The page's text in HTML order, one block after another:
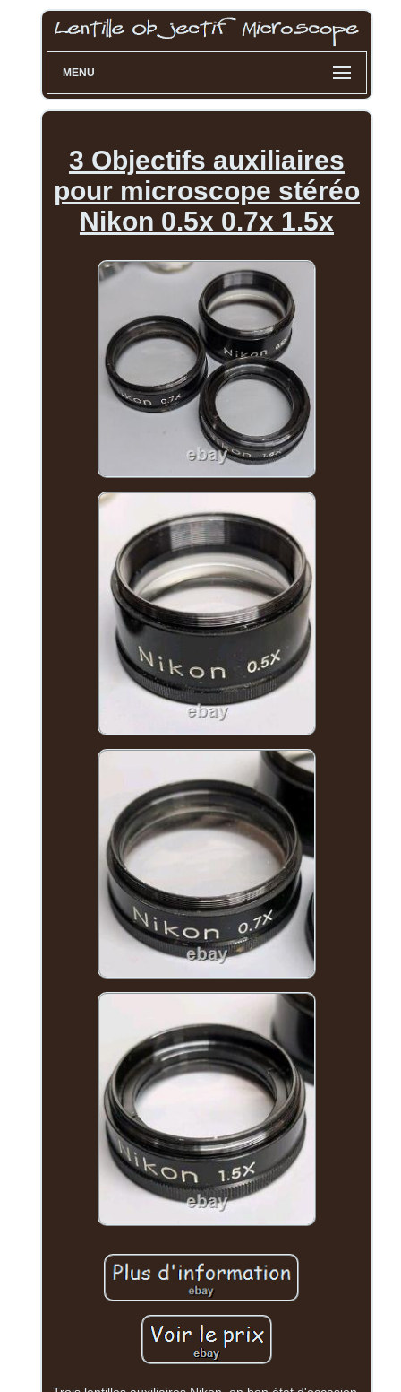
MENU
3 Objectifs auxiliaires
pour microscope stéréo
Nikon 0.5x 0.7x 1.5x